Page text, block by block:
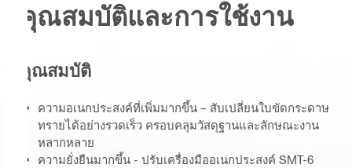
คุณสมบัติและการใช้งาน
คุณสมบัติ
ความอเนกประสงค์ที่เพิ่มมากขึ้น – สับเปลี่ยนใบขัดกระดาษ
ทรายได้อย่างรวดเร็ว ครอบคลุมวัสดุฐานและลักษณะงาน
หลากหลาย
ความยั่งยืนมากขึ้น - ปรับเครื่องมืออเนกประสงค์ SMT-6